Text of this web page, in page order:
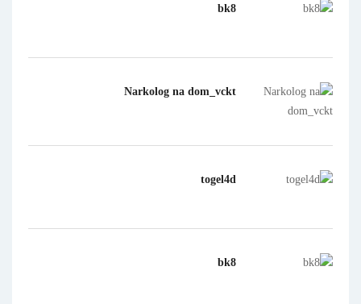
bk8
Narkolog na dom_vckt
togel4d
bk8